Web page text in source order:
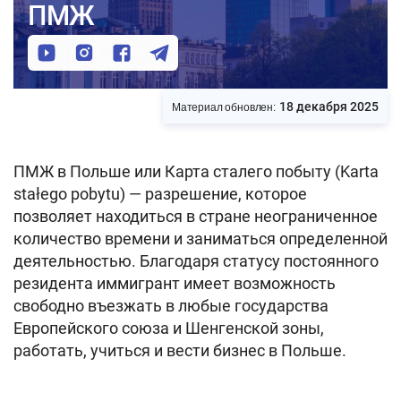
ПМЖ
Материал обновлен: 18 декабря 2025
ПМЖ в Польше или Карта сталего побыту (Karta
stałego pobytu) — разрешение, которое
позволяет находиться в стране неограниченное
количество времени и заниматься определенной
деятельностью. Благодаря статусу постоянного
резидента иммигрант имеет возможность
свободно въезжать в любые государства
Европейского союза и Шенгенской зоны,
работать, учиться и вести бизнес в Польше.